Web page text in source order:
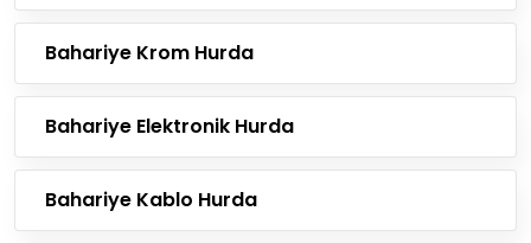
Bahariye Krom Hurda
Bahariye Elektronik Hurda
Bahariye Kablo Hurda